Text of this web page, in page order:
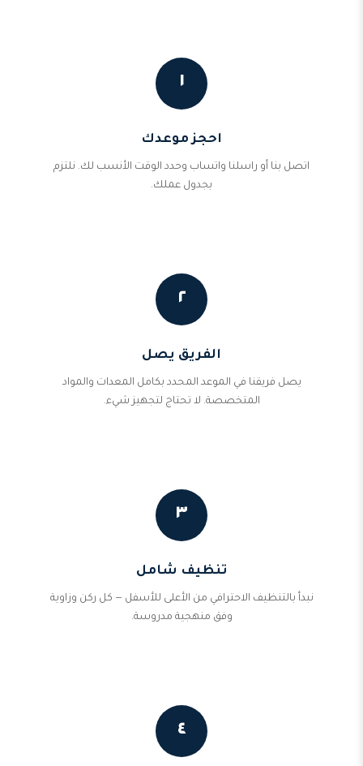
١
احجز موعدك
اتصل بنا أو راسلنا واتساب وحدد الوقت الأنسب لك. نلتزم
بجدول عملك.
٢
الفريق يصل
يصل فريقنا في الموعد المحدد بكامل المعدات والمواد
المتخصصة. لا تحتاج لتجهيز شيء.
٣
تنظيف شامل
نبدأ بالتنظيف الاحترافي من الأعلى للأسفل — كل ركن وزاوية
وفق منهجية مدروسة.
٤